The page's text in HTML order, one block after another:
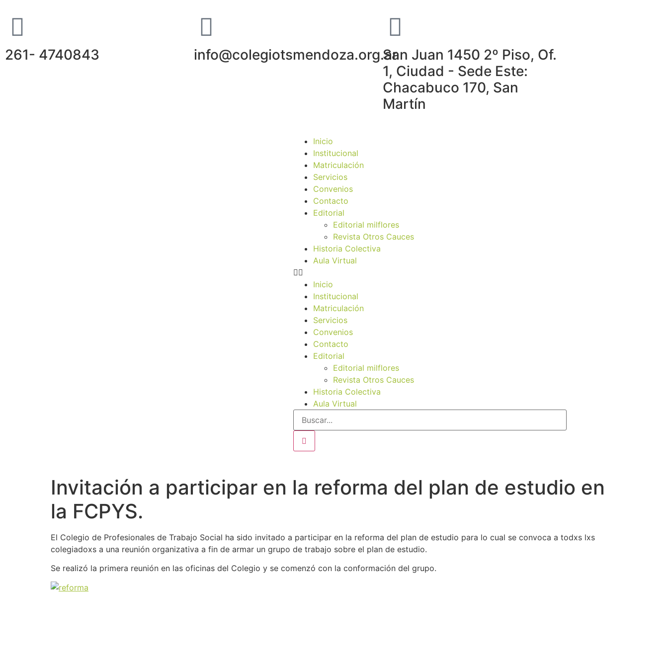
261- 4740843 info@colegiotsmendoza.org.arSan Juan 1450 2º Piso, Of.
1, Ciudad - Sede Este:
Chacabuco 170, San
Martín
Inicio
Institucional
Matriculación
Servicios
Convenios
Contacto
Editorial
Editorial milflores
Revista Otros Cauces
Historia Colectiva
Aula Virtual
Inicio
Institucional
Matriculación
Servicios
Convenios
Contacto
Editorial
Editorial milflores
Revista Otros Cauces
Historia Colectiva
Aula Virtual
Invitación a participar en la reforma del plan de estudio en
la FCPYS.
El Colegio de Profesionales de Trabajo Social ha sido invitado a participar en la reforma del plan de estudio para lo cual se convoca a todxs lxs
colegiadoxs a una reunión organizativa a fin de armar un grupo de trabajo sobre el plan de estudio.
Se realizó la primera reunión en las oficinas del Colegio y se comenzó con la conformación del grupo.